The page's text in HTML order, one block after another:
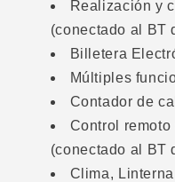
Realización y
(conectado al BT
Billetera
Múltiples
Contador de
Control
(conectado al BT
Clima,